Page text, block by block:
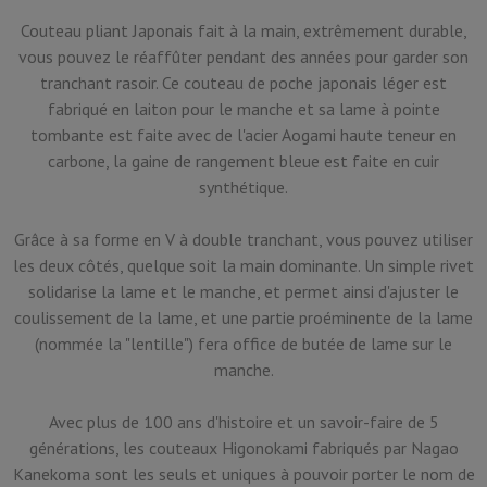
Couteau pliant Japonais fait à la main, extrêmement durable,
vous pouvez le réaffûter pendant des années pour garder son
tranchant rasoir. Ce couteau de poche japonais léger est
fabriqué en laiton pour le manche et sa lame à pointe
tombante est faite avec de l'acier Aogami haute teneur en
carbone, la gaine de rangement bleue est faite en cuir
synthétique.
Grâce à sa forme en V à double tranchant, vous pouvez utiliser
les deux côtés, quelque soit la main dominante. Un simple rivet
solidarise la lame et le manche, et permet ainsi d'ajuster le
coulissement de la lame, et une partie proéminente de la lame
(nommée la "lentille") fera office de butée de lame sur le
manche.
Avec plus de 100 ans d'histoire et un savoir-faire de 5
générations, les couteaux Higonokami fabriqués par Nagao
Kanekoma sont les seuls et uniques à pouvoir porter le nom de